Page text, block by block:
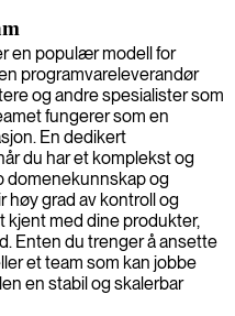
en populær modell for
programvareleverandør
og andre spesialister som
fungerer som en
En dedikert
du har et komplekst og
domenekunnskap og
høy grad av kontroll og
kjent med dine produkter,
Enten du trenger å ansette
et team som kan jobbe
en stabil og skalerbar